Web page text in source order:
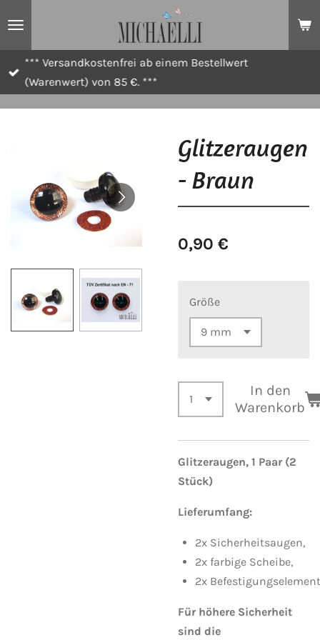
*** Versandkostenfrei ab einem Bestellwert
(Warenwert) von 85 €. ***
Glitzeraugen
- Braun
0,90 €
Größe
In den
Warenkorb
Glitzeraugen, 1 Paar (2
Stück)
Lieferumfang:
2x Sicherheitsaugen,
2x farbige Scheibe,
2x
Für höhere Sicherheit
sind die